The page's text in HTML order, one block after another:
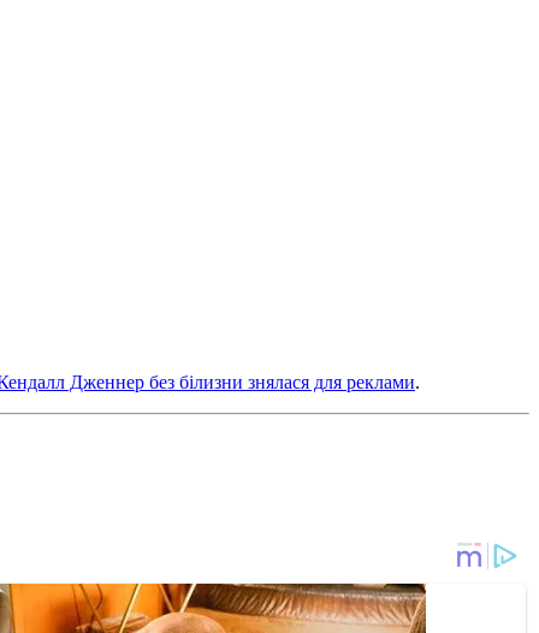
Дженнер без білизни знялася для реклами.